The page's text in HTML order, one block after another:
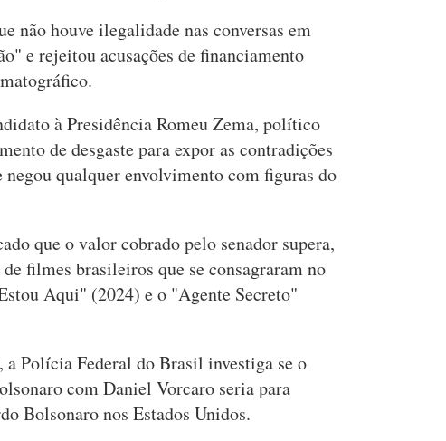
não houve ilegalidade nas conversas em
e rejeitou acusações de financiamento
à Presidência Romeu Zema, político
de desgaste para expor as contradições
qualquer envolvimento com figuras do
que o valor cobrado pelo senador supera,
filmes brasileiros que se consagraram no
Aqui" (2024) e o "Agente Secreto"
Polícia Federal do Brasil investiga se o
com Daniel Vorcaro seria para
Bolsonaro nos Estados Unidos.